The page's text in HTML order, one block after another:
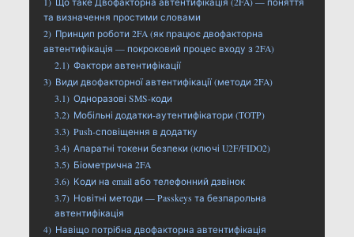
та визначення простими словами
2) Принцип роботи 2FA (як працює двофакторна
автентифікація — покроковий процес входу з 2FA)
2.1) Фактори автентифікації
3) Види двофакторної автентифікації (методи 2FA)
3.1) Одноразові SMS-коди
3.2) Мобільні додатки-аутентифікатори (TOTP)
3.3) Push-сповіщення в додатку
3.4) Апаратні токени безпеки (ключі U2F/FIDO2)
3.5) Біометрична 2FA
3.6) Коди на email або телефонний дзвінок
3.7) Новітні методи — Passkeys та безпарольна
автентифікація
4) Навіщо потрібна двофакторна автентифікація